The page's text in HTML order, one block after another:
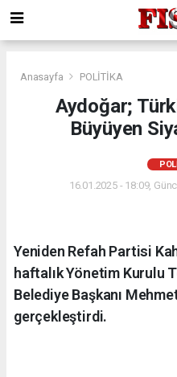
Anasayfa POLİTİKA
Aydoğar;
Büyüyen
16.01.2025 - 18:09,
Yeniden Refah Partisi
haftalık Yönetim Kurulu
Belediye Başkanı Mehmet
gerçekleştirdi.